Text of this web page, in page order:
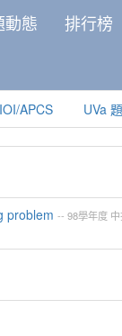
動態 排行榜
IOI/APCS UVa
problem -- 98學年度